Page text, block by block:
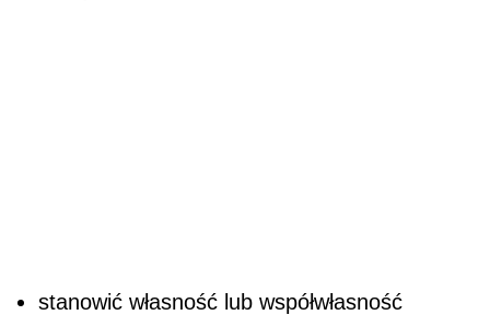
stanowić własność lub współwłasność